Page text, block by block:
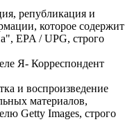
републикация и
которое содержит
EPA / UPG, строго
Я- Корреспондент
и воспроизведение
материалов,
Getty Images, строго